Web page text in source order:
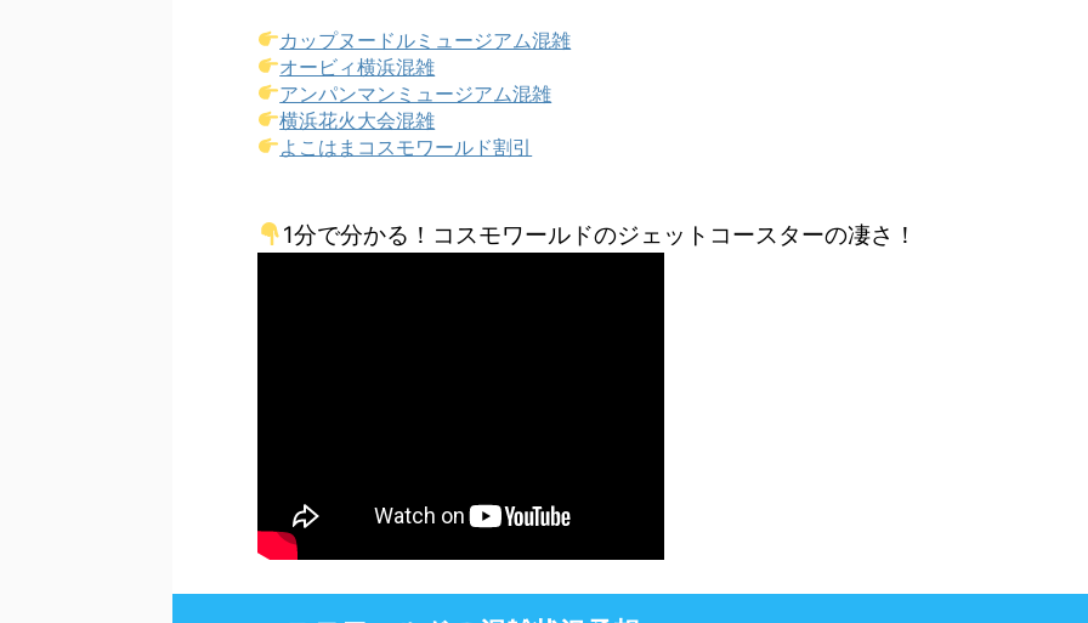
カップヌードルミュージアム混雑
オービィ横浜混雑
アンパンマンミュージアム混雑
横浜花火大会混雑
よこはまコスモワールド割引
1分で分かる！コスモワールドのジェットコースターの凄さ！